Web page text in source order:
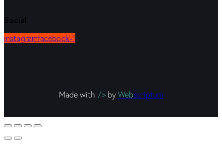
Social
instagramfacebook-1
Made with />byWebscriptum